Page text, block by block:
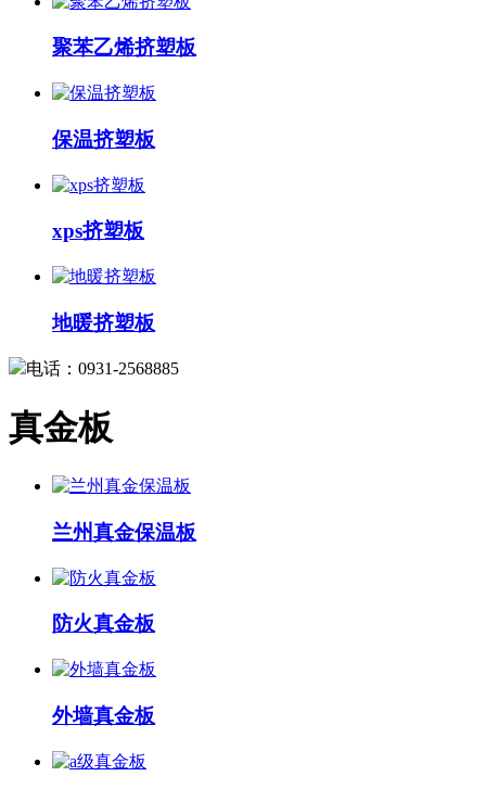
聚苯乙烯挤塑板
保温挤塑板
xps挤塑板
地暖挤塑板
电话：0931-2568885
真金板
兰州真金保温板
防火真金板
外墙真金板